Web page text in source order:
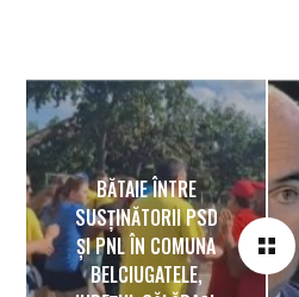
BĂTAIE ÎNTRE
SUSȚINĂTORII PSD
ȘI PNL ÎN COMUNA
BELCIUGATELE,